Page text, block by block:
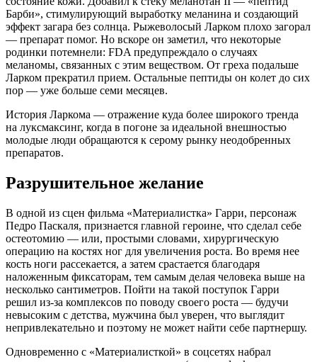
Барби», стимулирующий выработку меланина и создающий
эффект загара без солнца. Рыжеволосый Ларком плохо загорал
— препарат помог. Но вскоре он заметил, что некоторые
родинки потемнели: FDA предупреждало о случаях
меланомы, связанных с этим веществом. От греха подальше
Ларком прекратил прием. Остальные пептиды он колет до сих
пор — уже больше семи месяцев.
История Ларкома — отражение куда более широкого тренда
на луксмаксинг, когда в погоне за идеальной внешностью
молодые люди обращаются к серому рынку неодобренных
препаратов.
Разрушительное желание
В одной из сцен фильма «Материалистка» Гарри, персонаж
Педро Паскаля, признается главной героине, что сделал себе
остеотомию — или, простыми словами, хирургическую
операцию на костях ног для увеличения роста. Во время нее
кость ноги рассекается, а затем срастается благодаря
наложенным фиксаторам, тем самым делая человека выше на
несколько сантиметров. Пойти на такой поступок Гарри
решил из-за комплексов по поводу своего роста — будучи
невысоким с детства, мужчина был уверен, что выглядит
непривлекательно и поэтому не может найти себе партнершу.
Одновременно с «Материалисткой» в соцсетях набрал